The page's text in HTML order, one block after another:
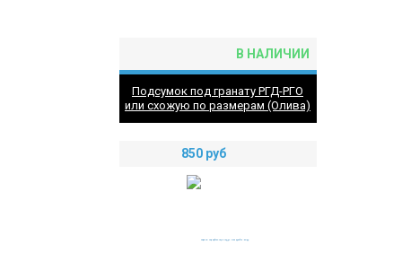
В НАЛИЧИИ
Подсумок под гранату РГД-РГО
или схожую по размерам (Олива)
850 руб